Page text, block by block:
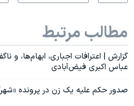
مطالب مرتبط
گزارش | اعترافات اجباری، ابهام‌ها، و
عباس اکبری فیض‌آبادی
صدور حکم علیه یک زن در پرونده «شهرک